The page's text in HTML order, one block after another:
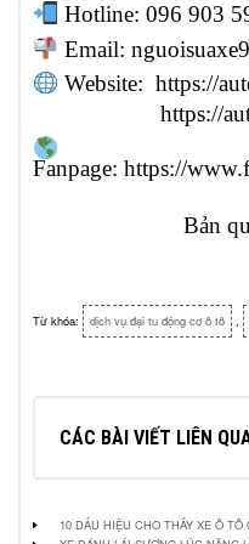
Hotline: 096 903
Email:
Website:https://
https://
Fanpage: https://
Bản
Từ khóa: dịch vụ đại tu động cơ ô tô ,
CÁC BÀI VIẾT LIÊN
10 DẤU HIỆU CHO THẤY XE Ô